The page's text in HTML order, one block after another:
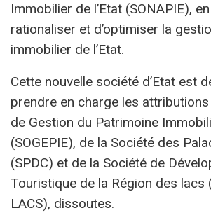
Immobilier de l’Etat (SONAPIE),
rationaliser et d’optimiser la
immobilier de l’Etat.
Cette nouvelle société d’Etat est
prendre en charge les
de Gestion du Patrimoine
(SOGEPIE), de la Société des
(SPDC) et de la Société de
Touristique de la Région des lacs
LACS), dissoutes.